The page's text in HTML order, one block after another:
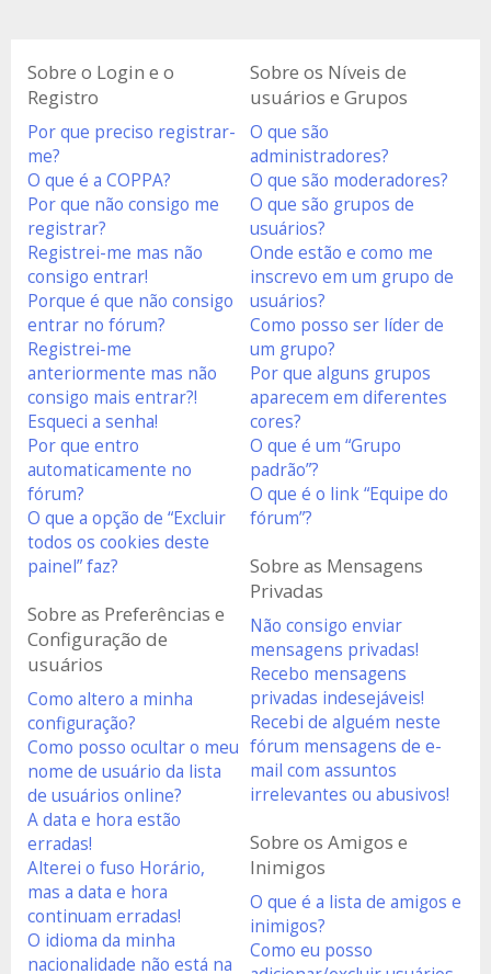
Sobre o Login e o
Registro
Por que preciso registrar-
me?
O que é a COPPA?
Por que não consigo me
registrar?
Registrei-me mas não
consigo entrar!
Porque é que não consigo
entrar no fórum?
Registrei-me
anteriormente mas não
consigo mais entrar?!
Esqueci a senha!
Por que entro
automaticamente no
fórum?
O que a opção de “Excluir
todos os cookies deste
painel” faz?
Sobre as Preferências e
Configuração de
usuários
Como altero a minha
configuração?
Como posso ocultar o meu
nome de usuário da lista
de usuários online?
A data e hora estão
erradas!
Alterei o fuso Horário,
mas a data e hora
continuam erradas!
O idioma da minha
nacionalidade não está na
Sobre os Níveis de
usuários e Grupos
O que são
administradores?
O que são moderadores?
O que são grupos de
usuários?
Onde estão e como me
inscrevo em um grupo de
usuários?
Como posso ser líder de
um grupo?
Por que alguns grupos
aparecem em diferentes
cores?
O que é um “Grupo
padrão”?
O que é o link “Equipe do
fórum”?
Sobre as Mensagens
Privadas
Não consigo enviar
mensagens privadas!
Recebo mensagens
privadas indesejáveis!
Recebi de alguém neste
fórum mensagens de e-
mail com assuntos
irrelevantes ou abusivos!
Sobre os Amigos e
Inimigos
O que é a lista de amigos e
inimigos?
Como eu posso